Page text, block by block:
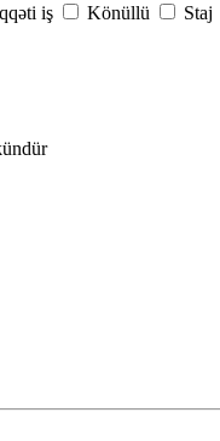
iş Könüllü
Staj